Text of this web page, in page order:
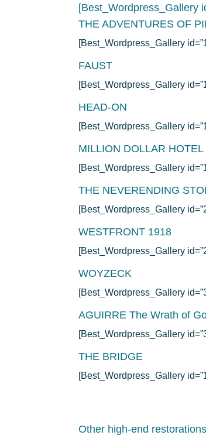
[Best_Wordpress_Gallery
THE ADVENTURES OF
[Best_Wordpress_Gallery
FAUST
[Best_Wordpress_Gallery
HEAD-ON
[Best_Wordpress_Gallery
MILLION DOLLAR HOTEL
[Best_Wordpress_Gallery
THE NEVERENDING
[Best_Wordpress_Gallery
WESTFRONT 1918
[Best_Wordpress_Gallery
WOYZECK
[Best_Wordpress_Gallery
AGUIRRE The Wrath of
[Best_Wordpress_Gallery
THE BRIDGE
[Best_Wordpress_Gallery
Other high-end